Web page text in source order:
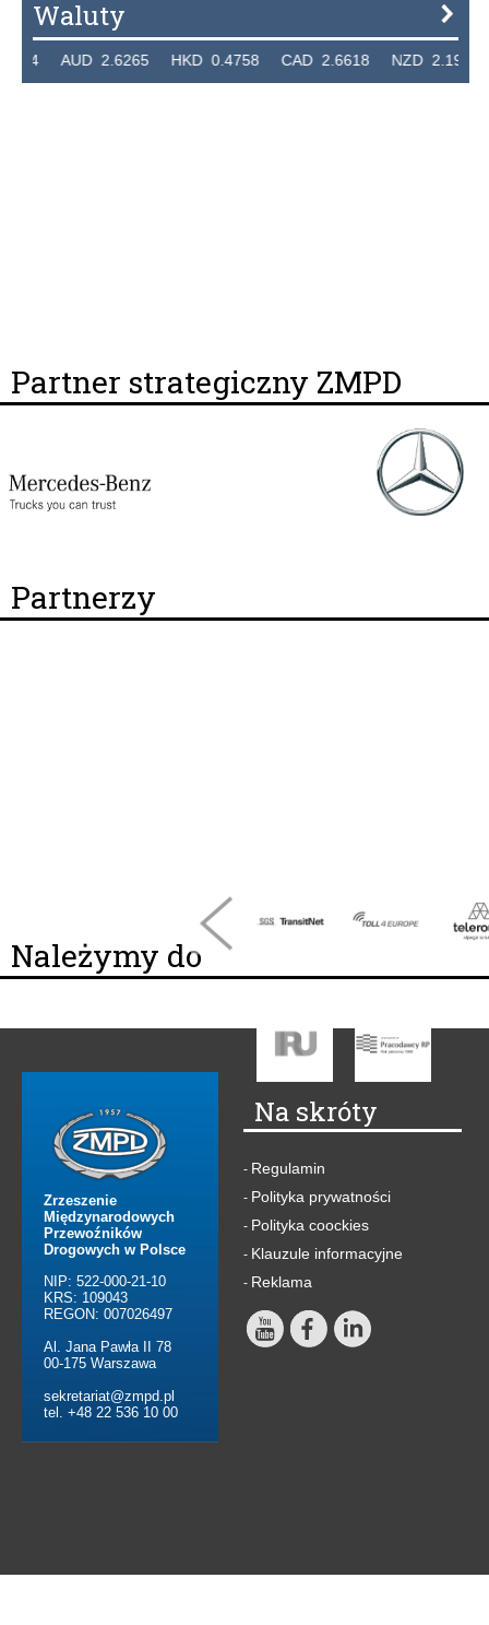
Waluty
AUD 2.6265 HKD 0.4758 CAD 2.6618 NZD 2.1914
Partner strategiczny ZMPD
Partnerzy
Należymy do
Zrzeszenie
Międzynarodowych
Przewoźników
Drogowych w Polsce
NIP: 522-000-21-10
KRS: 109043
REGON: 007026497
Al. Jana Pawła II 78
00-175 Warszawa
sekretariat@zmpd.pl
tel. +48 22 536 10 00
Na skróty
- Regulamin
- Polityka prywatności
- Polityka coockies
- Klauzule informacyjne
- Reklama